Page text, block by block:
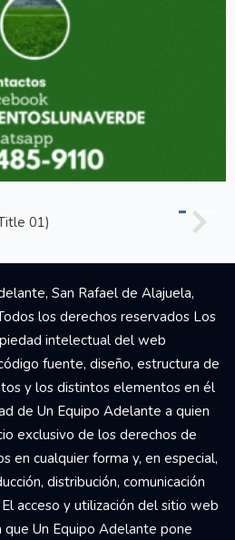
San Rafael de Alajuela,
los derechos reservados Los
intelectual del web
fuente, diseño, estructura de
y los distintos elementos en él
de Un Equipo Adelante a quien
exclusivo de los derechos de
en cualquier forma y, en especial,
distribución, comunicación
acceso y utilización del sitio web
Un Equipo Adelante pone